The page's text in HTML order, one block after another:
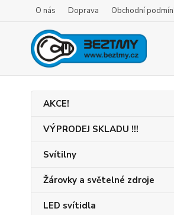
O nás Doprava Obchodní
AKCE!
VÝPRODEJ SKLADU !!!
Svítilny
Žárovky a světelné zdroje
LED svítidla